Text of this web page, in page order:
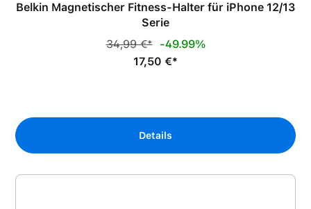
Belkin Magnetischer Fitness-Halter für iPhone 12/13
Serie
34,99 €*
-49.99%
17,50 €*
Details